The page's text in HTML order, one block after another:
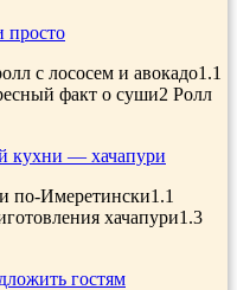
просто
с лососем и авокадо1.1
факт о суши2 Ролл
кухни — хачапури
по-Имеретински1.1
хачапури1.3
гостям